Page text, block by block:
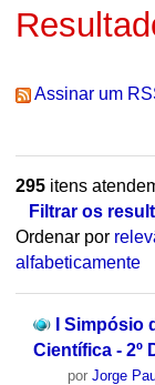
Assinar um
295itens
Filtrar os
Ordenar por
alfabeticamente
I Simpósio
Científica - 2º
por Jorge